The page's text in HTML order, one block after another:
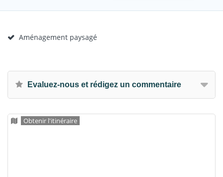
Aménagement paysagé
Evaluez-nous et rédigez un commentaire
Obtenir l'itinéraire